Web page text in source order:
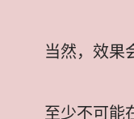
当然，效果
至少不可能